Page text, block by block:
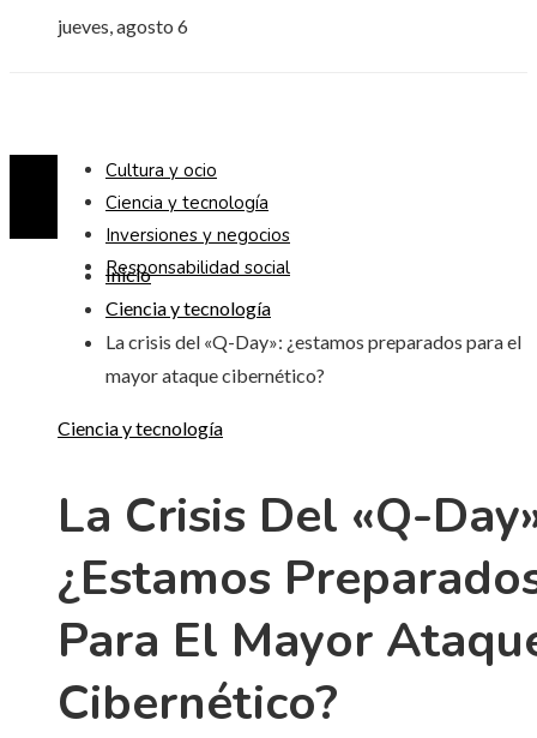
jueves, agosto 6
Cultura y ocio
Ciencia y tecnología
Inversiones y negocios
Responsabilidad social
Inicio
Ciencia y tecnología
La crisis del «Q-Day»: ¿estamos preparados para el
mayor ataque cibernético?
Ciencia y tecnología
La Crisis Del «Q-
¿estamos
Para El Mayor
Cibernético?